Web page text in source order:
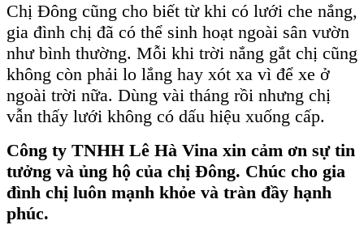
Chị Đông cũng cho biết từ khi có lưới che nắng,
gia đình chị đã có thể sinh hoạt ngoài sân vườn
như bình thường. Mỗi khi trời nắng gắt chị cũng
không còn phải lo lắng hay xót xa vì để xe ở
ngoài trời nữa. Dùng vài tháng rồi nhưng chị
vẫn thấy lưới không có dấu hiệu xuống cấp.
Công ty TNHH Lê Hà Vina xin cảm ơn sự tin
tưởng và ủng hộ của chị Đông. Chúc cho gia
đình chị luôn mạnh khỏe và tràn đầy hạnh
phúc.